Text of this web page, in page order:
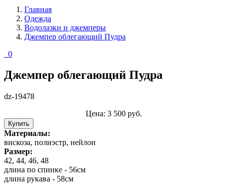
Главная
Одежда
Водолазки и джемперы
Джемпер облегающий Пудра
0
Джемпер облегающий Пудра
dz-19478
Цена: 3 500 руб.
Купить
Материалы:
вискоза, полиэстр, нейлон
Размер:
42, 44, 46, 48
длина по спинке - 56см
длина рукава - 58см